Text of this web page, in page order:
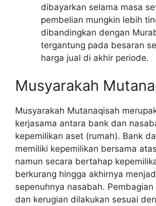
dibayarkan selama masa
pembelian mungkin lebih
dibandingkan dengan
tergantung pada besaran
harga jual di akhir periode.
Musyarakah
Musyarakah Mutanaqisah
kerjasama antara bank dan
kepemilikan aset (rumah). Bank
memiliki kepemilikan bersama
namun secara bertahap
berkurang hingga akhirnya
sepenuhnya nasabah.
dan kerugian dilakukan sesuai